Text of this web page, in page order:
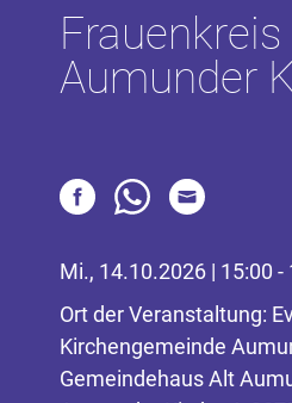
Aumunder
Mi., 14.10.2026 | 15:00 -
Ort der Veranstaltung:
Kirchengemeinde
Gemeindehaus Alt